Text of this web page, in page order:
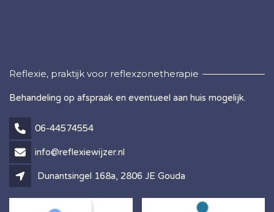
Reflexie, praktijk voor reflexzonetherapie
Behandeling op afspraak en eventueel aan huis mogelijk.
06-44574554
info@reflexiewijzer.nl
Dunantsingel 168a, 2806 JE Gouda